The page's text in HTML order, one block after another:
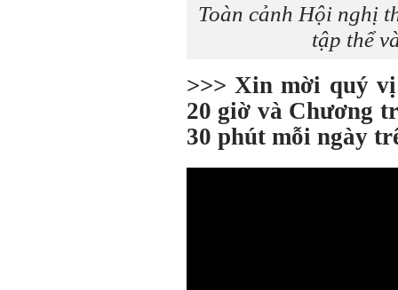
Toàn cảnh Hội nghị
tập thể
>>> Xin mời quý
20 giờ và Chương
30 phút mỗi ngày